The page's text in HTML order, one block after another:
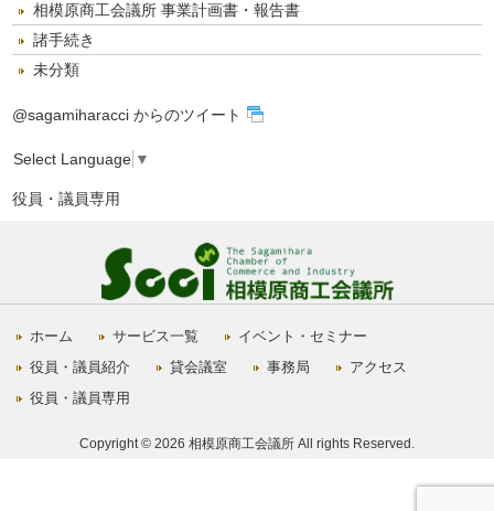
相模原商工会議所 事業計画書・報告書
諸手続き
未分類
@sagamiharacci からのツイート
Select Language ▼
役員・議員専用
ホーム サービス一覧
イベント・セミナー
役員・議員紹介
貸会議室 事務局
アクセス
役員・議員専用
Copyright © 2026 相模原商工会議所 All rights Reserved.